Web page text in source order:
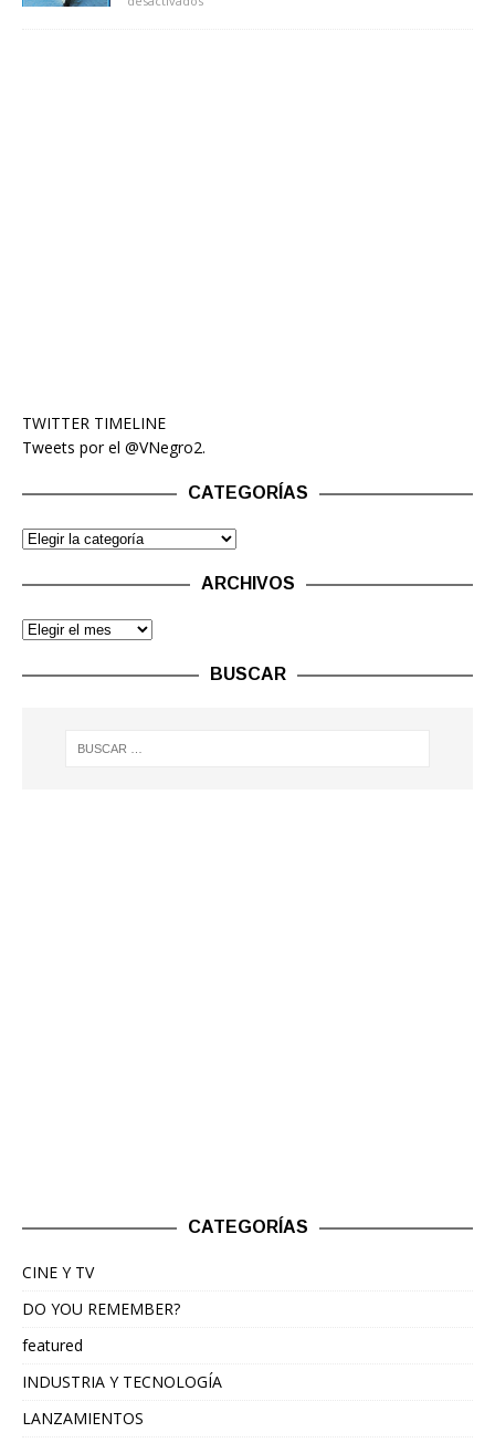
TWITTER TIMELINE
Tweets por el @VNegro2.
CATEGORÍAS
ARCHIVOS
BUSCAR
CATEGORÍAS
CINE Y TV
DO YOU REMEMBER?
featured
INDUSTRIA Y TECNOLOGÍA
LANZAMIENTOS